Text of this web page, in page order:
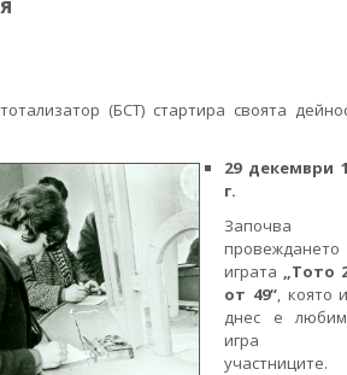
(БСТ) стартира своята
29 декември
г.
Започва
играта „Тото
от 49“, която
днес е
игра
участниците.